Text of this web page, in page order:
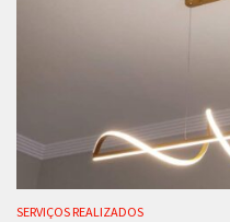
SERVIÇOS REALIZADOS